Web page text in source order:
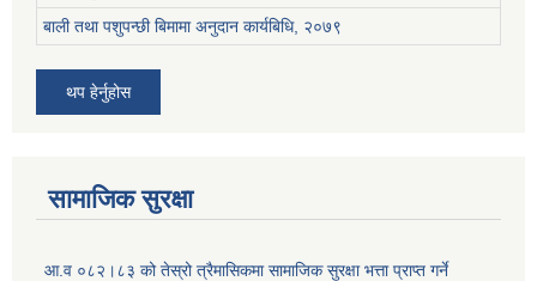
बाली तथा पशुपन्छी बिमामा अनुदान कार्यबिधि, २०७९
थप हेर्नुहोस
सामाजिक सुरक्षा
आ.व ०८२।८३ को तेस्रो त्रैमासिकमा सामाजिक सुरक्षा भत्ता प्राप्त गर्ने